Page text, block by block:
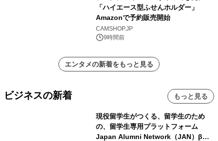
「ハイエース型ふせんホルダー」
Amazonで予約販売開始
CAMSHOP.JP
9時間前
エンタメの新着をもっと見る
ビジネスの新着 もっと見る
現役留学生がつくる、留学生のため
の、留学生専用プラットフォーム
Japan Alumni Network（JAN）β版